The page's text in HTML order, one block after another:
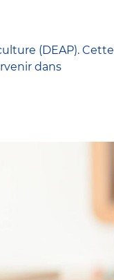
(DEAP). Cette
dans